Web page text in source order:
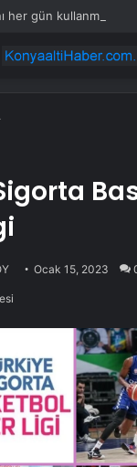
her gün kullanmayın
Ocak 15, 2023